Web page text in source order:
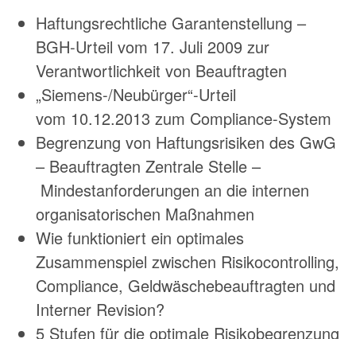
Haftungsrechtliche Garantenstellung –
BGH-Urteil vom 17. Juli 2009 zur
Verantwortlichkeit von Beauftragten
„Siemens-/Neubürger“-Urteil
vom 10.12.2013 zum Compliance-System
Begrenzung von Haftungsrisiken des GwG
– Beauftragten Zentrale Stelle –
Mindestanforderungen an die internen
organisatorischen Maßnahmen
Wie funktioniert ein optimales
Zusammenspiel zwischen Risikocontrolling,
Compliance, Geldwäschebeauftragten und
Interner Revision?
5 Stufen für die optimale Risikobegrenzung